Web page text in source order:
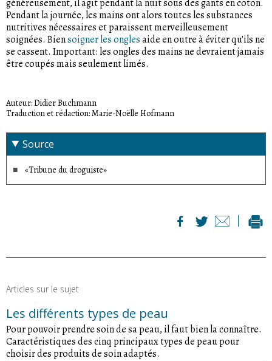
généreusement, il agit pendant la nuit sous des gants en coton.
Pendant la journée, les mains ont alors toutes les substances
nutritives nécessaires et paraissent merveilleusement
soignées. Biensoigner les onglesaide en outre à éviter qu'ils ne
se cassent. Important: les ongles des mains ne devraient jamais
être coupés mais seulement limés.
Auteur: Didier Buchmann
Traduction et rédaction: Marie-Noëlle Hofmann
Source
«Tribune du droguiste»
Articles sur le sujet
Les différents types de peau
Pour pouvoir prendre soin de sa peau, il faut bien la connaître.
Caractéristiques des cinq principaux types de peau pour
choisir des produits de soin adaptés.